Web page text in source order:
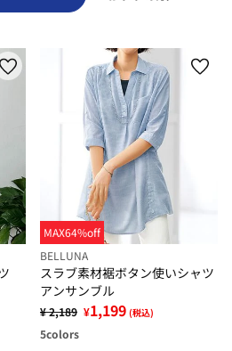
MAX64%off
BELLUNA
スラブ素材裾ボタン使いシャツ
アンサンブル
¥ 2,189 ¥1,199 (税込)
5colors